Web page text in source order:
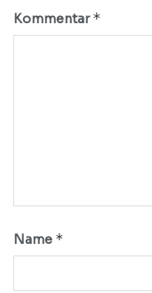
Kommentar*
Name *